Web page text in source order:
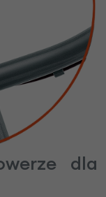
dla